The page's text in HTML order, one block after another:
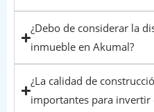
¿Debo de considerar la
inmueble en Akumal?
¿La calidad de
importantes para invertir